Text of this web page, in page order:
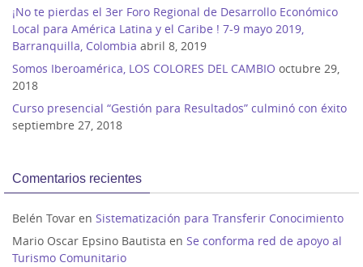
¡No te pierdas el 3er Foro Regional de Desarrollo Económico
Local para América Latina y el Caribe ! 7-9 mayo 2019,
Barranquilla, Colombia abril 8, 2019
Somos Iberoamérica, LOS COLORES DEL CAMBIO octubre 29,
2018
Curso presencial “Gestión para Resultados” culminó con éxito
septiembre 27, 2018
Comentarios recientes
Belén Tovar en Sistematización para Transferir Conocimiento
Mario Oscar Epsino Bautista en Se conforma red de apoyo al
Turismo Comunitario